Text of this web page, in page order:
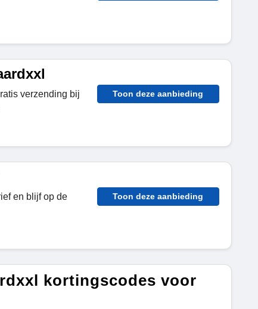
verzending bij
Toon deze aanbieding
en blijf op de
Toon deze aanbieding
kortingscodes voor